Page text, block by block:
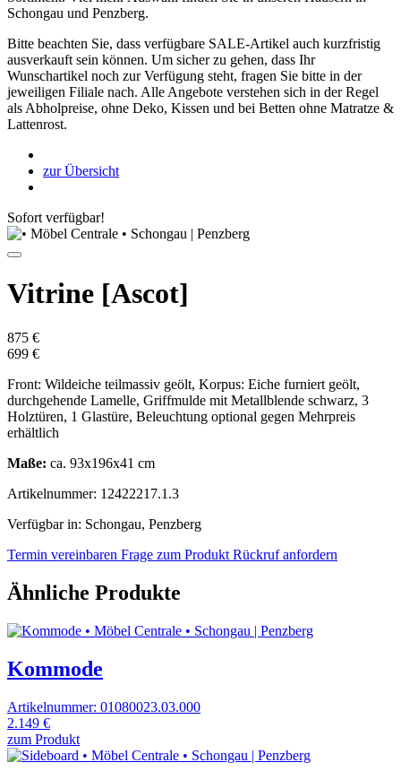
Schongau und Penzberg.
Bitte beachten Sie, dass verfügbare SALE-Artikel auch kurzfristig
ausverkauft sein können. Um sicher zu gehen, dass Ihr
Wunschartikel noch zur Verfügung steht, fragen Sie bitte in der
jeweiligen Filiale nach. Alle Angebote verstehen sich in der Regel
als Abholpreise, ohne Deko, Kissen und bei Betten ohne Matratze &
Lattenrost.
zur Übersicht
Sofort verfügbar!
Vitrine [Ascot]
875 €
699 €
Front: Wildeiche teilmassiv geölt, Korpus: Eiche furniert geölt,
durchgehende Lamelle, Griffmulde mit Metallblende schwarz, 3
Holztüren, 1 Glastüre, Beleuchtung optional gegen Mehrpreis
erhältlich
Maße: ca. 93x196x41 cm
Artikelnummer: 12422217.1.3
Verfügbar in: Schongau, Penzberg
Termin vereinbaren Frage zum Produkt Rückruf anfordern
Ähnliche Produkte
Kommode
Artikelnummer: 01080023.03.000
2.149 €
zum Produkt